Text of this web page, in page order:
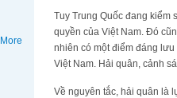
More
Tuy Trung Quốc đang kiểm
quyền của Việt Nam. Đó
nhiên có một điểm đáng
Việt Nam. Hải quân, cảnh
Về nguyên tắc, hải quân là